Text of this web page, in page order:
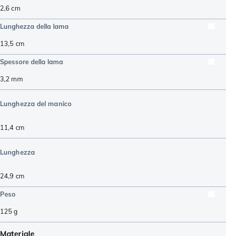
2,6cm
Lunghezza della lama
13,5 cm
Spessore della lama
3,2 mm
Lunghezza del manico
11,4 cm
Lunghezza
24,9 cm
Peso
125g
Materiale